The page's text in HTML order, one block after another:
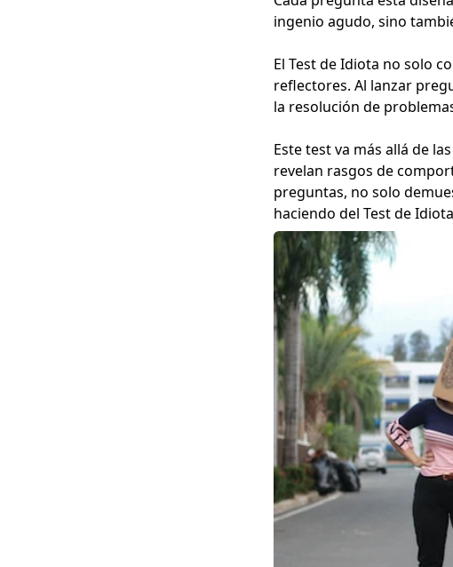
ingenio agudo, sino
El Test de Idiota no solo
reflectores. Al lanzar
la resolución de
Este test va más allá de
revelan rasgos de
preguntas, no solo
haciendo del Test de